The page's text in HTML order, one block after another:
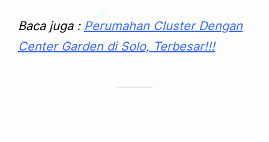
Baca juga : Perumahan Cluster Dengan
Center Garden di Solo, Terbesar!!!